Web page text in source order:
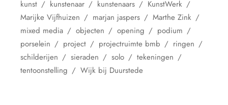
kunst
kunstenaar kunstenaars
KunstWerk
Marijke Vijfhuizen
marjan jaspers
Marthe Zink
mixed media
objecten opening
podium
porselein
project projectruimte bmb
ringen
schilderijen
sieraden solo
tekeningen
tentoonstelling
Wijk bij Duurstede